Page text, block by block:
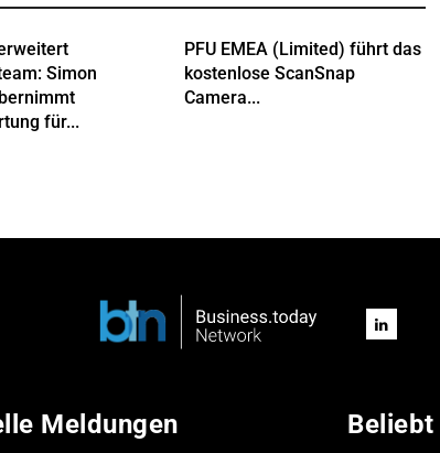
Simon
für...
PFU EMEA (Limited) führt das
kostenlose ScanSnap
Camera...
Meldungen Beliebt